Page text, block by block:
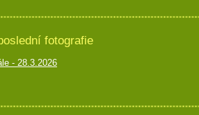
fotografie
- 28.3.2026